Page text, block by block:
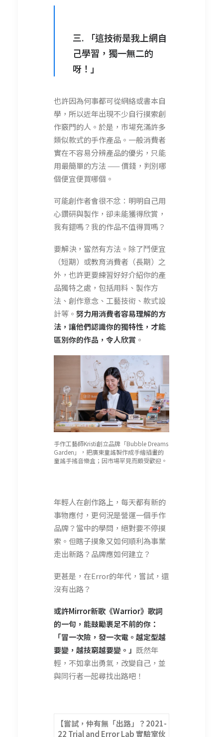
三. 「這技術是我上網自
己學習，獨一無二的
呀！」
也許因為何事都可從網絡或書本自
學，所以近年出現不少自行摸索創
作竅門的人。於是，市場充滿許多
類似款式的手作產品。一般消費者
實在不容易分辨產品的優劣，只能
用最簡單的方法 —— 價錢，判別哪
個便宜便買哪個。
可能創作者會很不忿：明明自己用
心鑽研與製作，卻未能獲得欣賞，
我有錯嗎？我的作品不值得買嗎？
要解決，當然有方法。除了鬥便宜
（短期）或教育消費者（長期）之
外，也許更要練習好好介紹你的產
品獨特之處，包括用料、製作方
法、創作意念、工藝技術、款式設
計等。 努力用消費者容易理解的方
法，讓他們認識你的獨特性，才能
區別你的作品，令人欣賞 。
手作工藝師Kristi創立品牌「Bubble Dreams
Garden」，把廣東童謠製作成手繪插畫的
童謠手搖音樂盒；因市場罕見而頗受歡迎。
年輕人在創作路上，每天都有新的
事物應付，更何況是營運一個手作
品牌？當中的學問，絕對要不停摸
索。但瞎子摸象又如何順利為事業
走出新路？品牌應如何建立？
更甚是，在Error的年代，嘗試，還
沒有出路？
或許Mirror新歌《Warrior》歌詞
的一句，能鼓勵裹足不前的你：
「冒一次險，發一次電。越定型越
要變，越技窮越要變。」 既然年
輕，不如拿出勇氣，改變自己，並
與同行者一起尋找出路吧！
【嘗試，仲有無「出路」？2021-
22 Trial and Error Lab 實驗室伙